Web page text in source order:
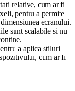
relative, cum ar fi
pentru a permite
ecranului.
sunt scalabile si nu
a aplica stiluri
cum ar fi